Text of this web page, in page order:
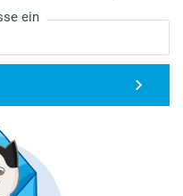
ein